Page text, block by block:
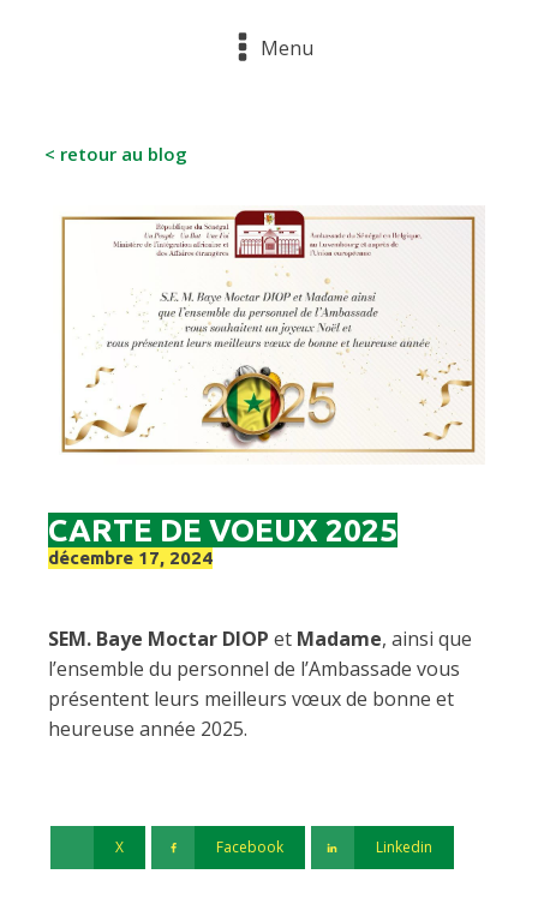
Menu
< retour au blog
CARTE DE VOEUX 2025
décembre 17, 2024
SEM. Baye Moctar DIOP et Madame, ainsi que
l’ensemble du personnel de l’Ambassade vous
présentent leurs meilleurs vœux de bonne et
heureuse année 2025.
X Facebook Linkedin